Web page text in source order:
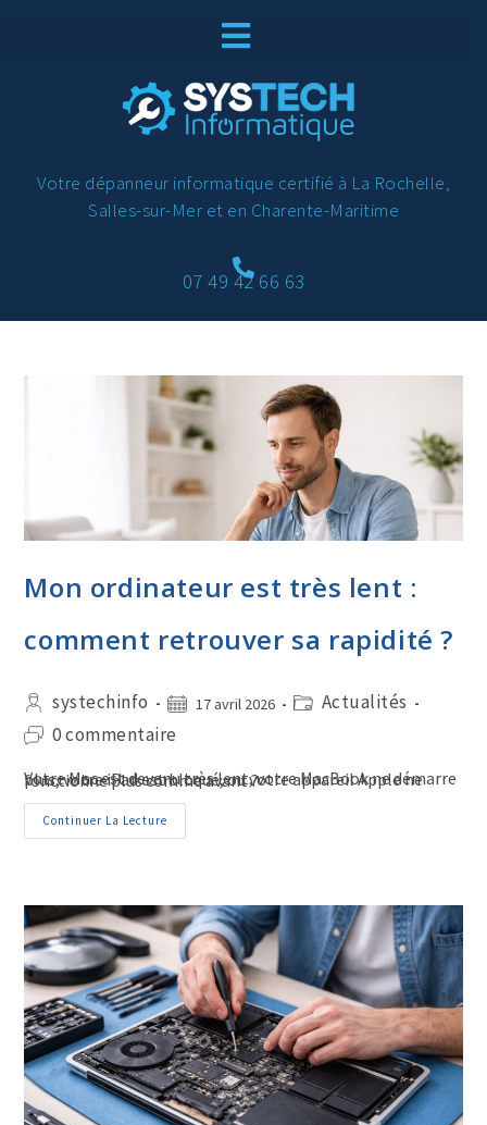
Votre dépanneur informatique certifié à La Rochelle,
Salles-sur-Mer et en Charente-Maritime
07 49 42 66 63
Mon ordinateur est très lent :
comment retrouver sa rapidité ?
systechinfo 17 avril 2026
Actualités
0 commentaire
Votre Mac est devenu très lent, votre MacBook ne démarre plus, votre iPad est bloqué, ou votre appareil Apple ne fonctionne plus comme avant ?
Continuer La Lecture